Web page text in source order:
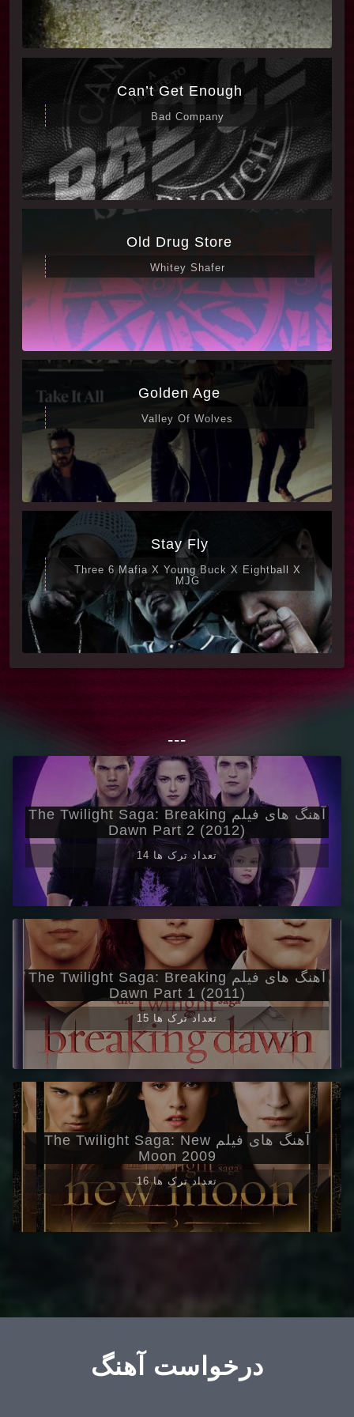
### جمع‌بندی
موسیقی‌های وکال فیلم “Nobody 2025” نقش کلیدی
در شکل‌دهی به فضای احساسی، هیجانی و جذاب آن
دارند. استفاده هوشمندانه از ترک‌های متنوع در
سبک‌های مختلف، به همراه حضور خوانندگان کلاسیک
و مدرن، توانسته جذابیت فیلم را دوچندان کند و تجربه
شنیداری فراموش‌نشدنی برای طرفداران موسیقی و
فیلم‌های اکشن فراهم آورد.
Can’t Get Enough
Bad Company
Old Drug Store
Whitey Shafer
Golden Age
Valley Of Wolves
Stay Fly
Three 6 Mafia X Young Buck X Eightball X
MJG
---
آهنگ های فیلم The Twilight Saga: Breaking
Dawn Part 2 (2012)
14 تعداد ترک ها
آهنگ های فیلم The Twilight Saga: Breaking
Dawn Part 1 (2011)
15 تعداد ترک ها
آهنگ های فیلم The Twilight Saga: New
Moon 2009
16 تعداد ترک ها
درخواست آهنگ